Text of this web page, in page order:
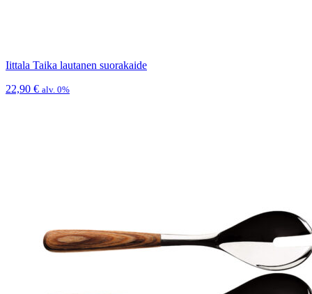
Iittala Taika lautanen suorakaide
22,90 € alv. 0%